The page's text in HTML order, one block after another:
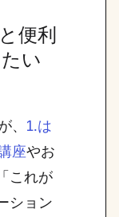
便利
い
1.は
座やお
これが
ション